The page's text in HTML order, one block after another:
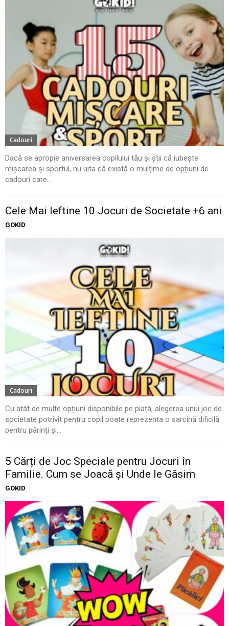
Cadouri
Dacă se apropie aniversarea copilului tău și știi că iubește
mișcarea și sportul, nu uita că există o mulțime de opțiuni de
cadouri care...
Cele Mai Ieftine 10 Jocuri de Societate +6 ani
GOKID
Cadouri
Cu atât de multe opțiuni disponibile pe piață, alegerea unui joc de
societate potrivit pentru copil poate reprezenta o sarcină dificilă
pentru părinți și...
5 Cărți de Joc Speciale pentru Jocuri în
Familie. Cum se Joacă și Unde le Găsim
GOKID